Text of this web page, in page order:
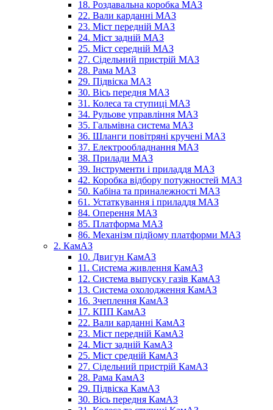
18. Роздавальна коробка МАЗ
22. Вали карданні МАЗ
23. Міст передній МАЗ
24. Міст задній МАЗ
25. Міст середній МАЗ
27. Сідельний пристрій МАЗ
28. Рама МАЗ
29. Підвіска МАЗ
30. Вісь передня МАЗ
31. Колеса та ступиці МАЗ
34. Рульове управління МАЗ
35. Гальмівна система МАЗ
36. Шланги повітряні кручені МАЗ
37. Електрообладнання МАЗ
38. Прилади МАЗ
39. Інструменти і приладдя МАЗ
42. Коробка відбору потужностей МАЗ
50. Кабіна та приналежності МАЗ
61. Устаткування і приладдя МАЗ
84. Оперення МАЗ
85. Платформа МАЗ
86. Механізм підйому платформи МАЗ
2. КамАЗ
10. Двигун КамАЗ
11. Система живлення КамАЗ
12. Система выпуску газів КамАЗ
13. Система охолодження КамАЗ
16. Зчеплення КамАЗ
17. КПП КамАЗ
22. Вали карданні КамАЗ
23. Міст передній КамАЗ
24. Міст задній КамАЗ
25. Міст средній КамАЗ
27. Сідельний пристрій КамАЗ
28. Рама КамАЗ
29. Підвіска КамАЗ
30. Вісь передня КамАЗ